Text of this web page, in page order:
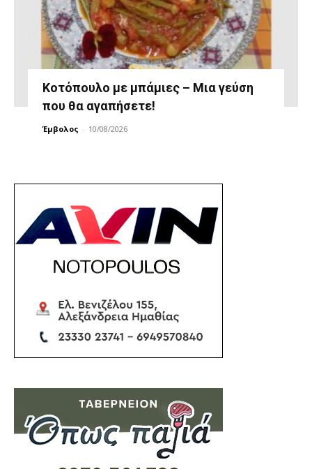
Κοτόπουλο με μπάμιες – Μια γεύση
που θα αγαπήσετε!
Έμβολος - 10/08/2026